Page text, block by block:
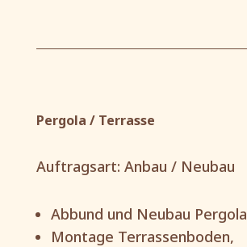
Pergola / Terrasse
Auftragsart: Anbau / Neubau
Abbund und Neubau Pergola
Montage Terrassenboden,